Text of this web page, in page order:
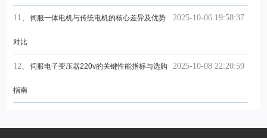
2025-10-06 19:58:37
11、 伺服一体电机与传统电机的核心差异及优势
对比
2025-10-08 22:20:59
12、 伺服电子变压器220v的关键性能指标与选购
指南